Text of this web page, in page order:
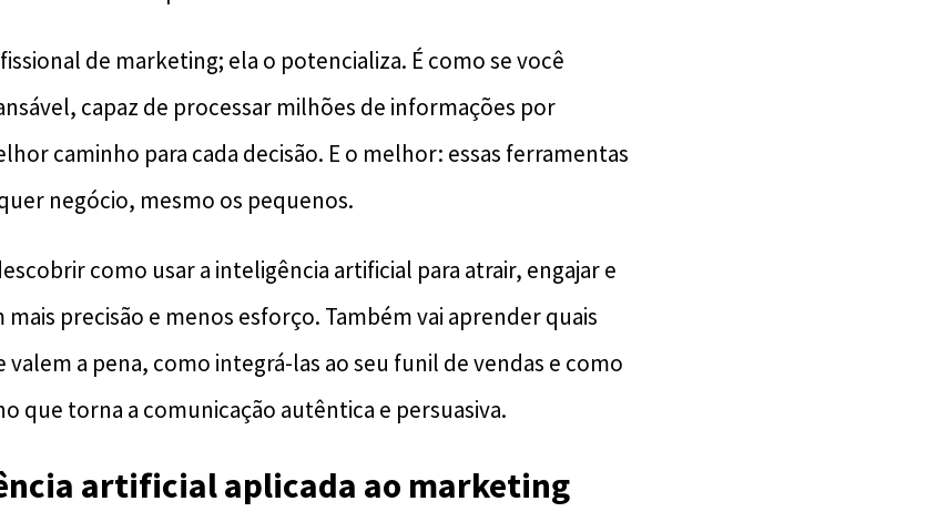
de marketing; ela o potencializa. É como se você
capaz de processar milhões de informações por
caminho para cada decisão. E o melhor: essas ferramentas
negócio, mesmo os pequenos.
como usar a inteligência artificial para atrair, engajar e
precisão e menos esforço. Também vai aprender quais
a pena, como integrá-las ao seu funil de vendas e como
que torna a comunicação autêntica e persuasiva.
artificial aplicada ao marketing